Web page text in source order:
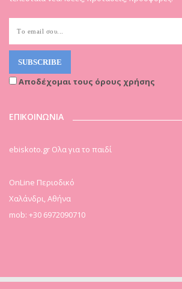
Αποδέχομαι τους όρους χρήσης
ΕΠΙΚΟΙΝΩΝΙΑ
ebiskoto.gr Ολα για το παιδί
OnLine Περιοδικό
Χαλάνδρι, Αθήνα
mob: +30 6972090710